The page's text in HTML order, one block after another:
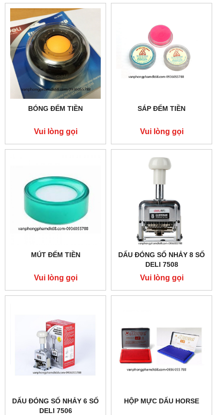
BÓNG ĐẾM TIỀN
Vui lòng gọi
SÁP ĐẾM TIỀN
Vui lòng gọi
MÚT ĐẾM TIỀN
Vui lòng gọi
DẤU ĐÓNG SỐ NHẢY 8 SỐ
DELI 7508
Vui lòng gọi
DẤU ĐÓNG SỐ NHẢY 6 SỐ
DELI 7506
HỘP MỰC DẤU HORSE